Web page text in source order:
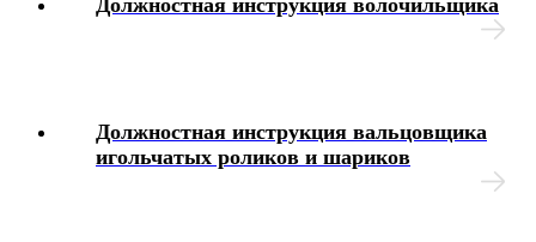
Дисциплинарные взыскания
Медосмотр
Должностная инструкция волочильщика
Должностная инструкция вальцовщика
игольчатых роликов и шариков